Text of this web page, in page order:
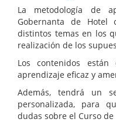
La metodología de
Gobernanta de
distintos temas en los
realización de los
Los contenidos
aprendizaje eficaz y
Además, tendrá un
personalizada, para
dudas sobre el Curso